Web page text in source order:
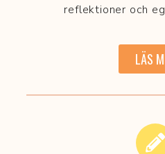
reflektioner och
LÄS